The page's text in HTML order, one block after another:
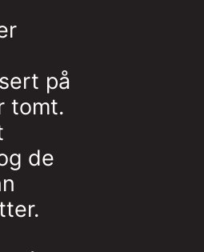
på
tomt.
de